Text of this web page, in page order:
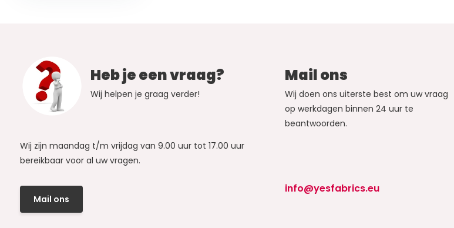
Heb je een vraag?
Wij helpen je graag verder!
Wij zijn maandag t/m vrijdag van 9.00 uur tot 17.00 uur
bereikbaar voor al uw vragen.
Mail ons
Mail ons
Wij doen ons uiterste best om uw vraag
op werkdagen binnen 24 uur te
beantwoorden.
info@yesfabrics.eu